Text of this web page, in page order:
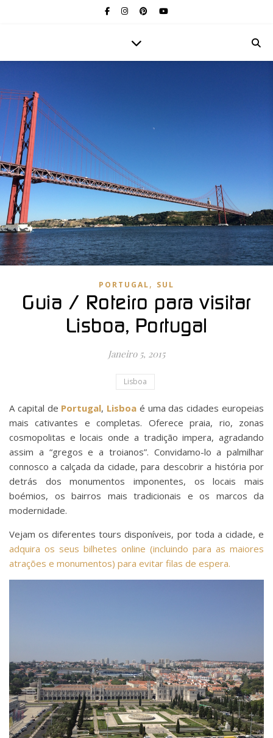
PORTUGAL, SUL
Guia / Roteiro para visitar
Lisboa, Portugal
Janeiro 5, 2015
Lisboa
A capital de Portugal, Lisboa é uma das cidades europeias
mais cativantes e completas. Oferece praia, rio, zonas
cosmopolitas e locais onde a tradição impera, agradando
assim a “gregos e a troianos”. Convidamo-lo a palmilhar
connosco a calçada da cidade, para descobrir a história por
detrás dos monumentos imponentes, os locais mais
boémios, os bairros mais tradicionais e os marcos da
modernidade.
Vejam os diferentes tours disponíveis, por toda a cidade, e
adquira os seus bilhetes online (incluindo para as maiores
atrações e monumentos) para evitar filas de espera.